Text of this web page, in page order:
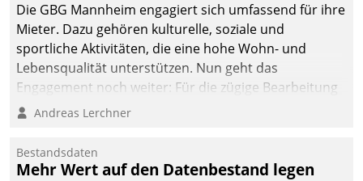
Die GBG Mannheim engagiert sich umfassend für ihre
Mieter. Dazu gehören kulturelle, soziale und
sportliche Aktivitäten, die eine hohe Wohn- und
Lebensqualität unterstützen. Nun geht das
Engagement noch weiter: Für die zügige Bearbeitung
von Beschwerden – oder Lob – richtet das
und Beschwerde-Management einen eigenen Kanal
ein.
Andreas Lerchner
Bestandsdaten
Mehr Wert auf den Datenbestand legen